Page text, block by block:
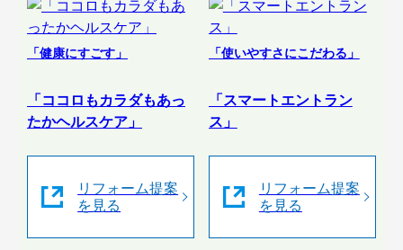
「健康にすごす」
「ココロもカラダもあっ
たかヘルスケア」
リフォーム提案
を見る
「使いやすさにこだわる」
「スマートエントラン
ス」
リフォーム提案
を見る